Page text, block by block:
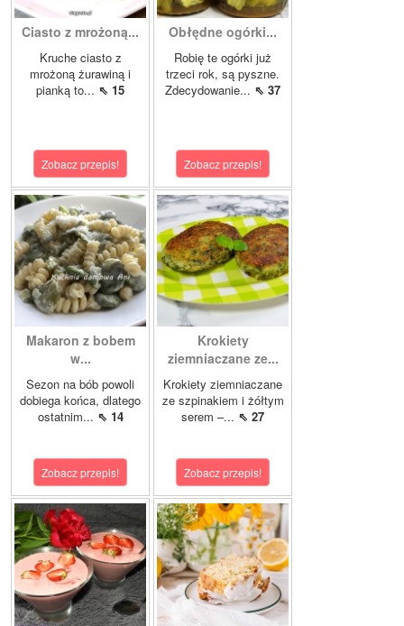
Ciasto z mrożoną...
Kruche ciasto z
mrożoną żurawiną i
pianką to... ⇖ 15
Zobacz przepis!
Obłędne ogórki...
Robię te ogórki już
trzeci rok, są pyszne.
Zdecydowanie... ⇖ 37
Zobacz przepis!
Makaron z bobem
w...
Sezon na bób powoli
dobiega końca, dlatego
ostatnim... ⇖ 14
Zobacz przepis!
Krokiety
ziemniaczane ze...
Krokiety ziemniaczane
ze szpinakiem i żółtym
serem –... ⇖ 27
Zobacz przepis!